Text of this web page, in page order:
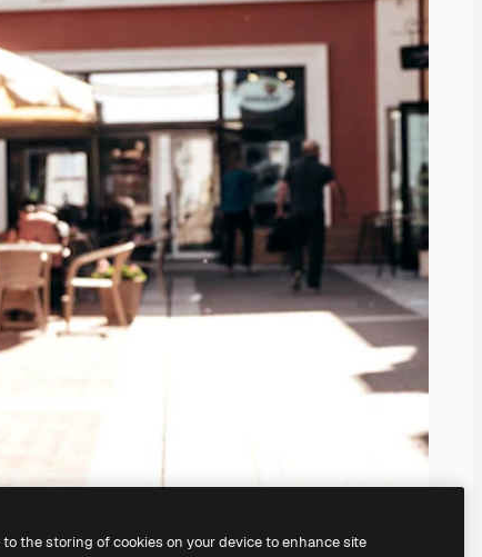
the storing of cookies on your device to enhance site